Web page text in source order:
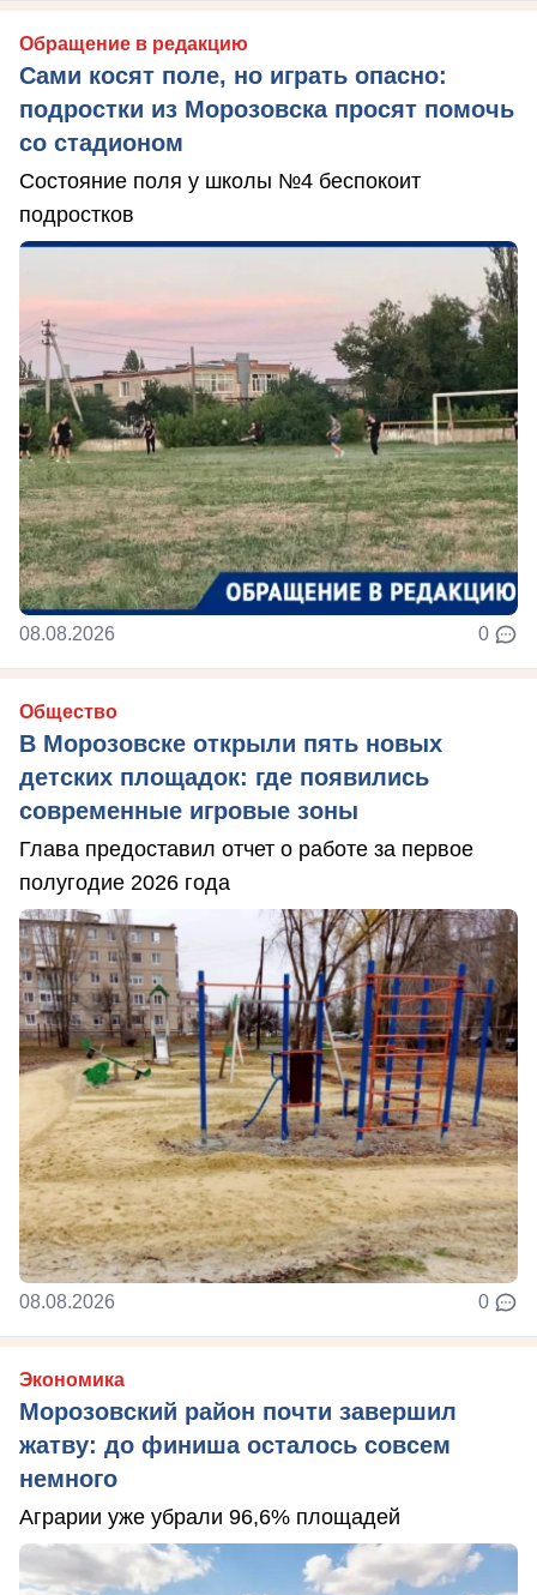
Обращение в редакцию
Сами косят поле, но играть опасно:
подростки из Морозовска просят помочь
со стадионом
Состояние поля у школы №4 беспокоит
подростков
08.08.2026 0
Общество
В Морозовске открыли пять новых
детских площадок: где появились
современные игровые зоны
Глава предоставил отчет о работе за первое
полугодие 2026 года
08.08.2026 0
Экономика
Морозовский район почти завершил
жатву: до финиша осталось совсем
немного
Аграрии уже убрали 96,6% площадей